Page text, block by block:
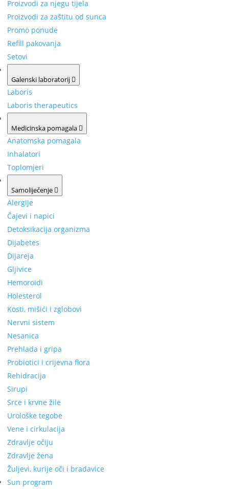
Proizvodi za njegu tijela
Proizvodi za zaštitu od sunca
Promo ponude
Refill pakovanja
Setovi
Galenski laboratorij
Laboris
Laboris therapeutics
Medicinska pomagala
Anatomska pomagala
Inhalatori
Toplomjeri
Samoliječenje
Alergije
Čajevi i napici
Detoksikacija organizma
Dijabetes
Dijareja
Gljivice
Hemoroidi
Holesterol
Kosti, mišići i zglobovi
Nervni sistem
Nesanica
Prehlada i gripa
Probiotici i crijevna flora
Rehidracija
Sirupi
Srce i krvne žile
Urološke tegobe
Vene i cirkulacija
Zdravlje očiju
Zdravlje žena
Žuljevi, kurije oči i bradavice
Sun program